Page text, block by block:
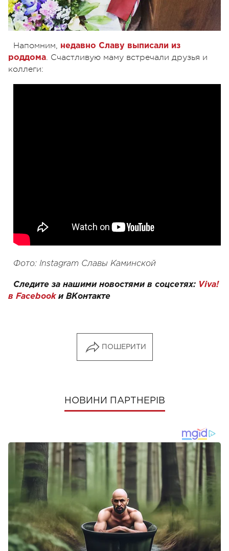
Напомним, недавно Славу выписали из
роддома. Счастливую маму встречали друзья и
коллеги:
Фото: Instagram Славы Каминской
Следите за нашими новостями в соцсетях: Viva!
в Facebookи ВКонтакте
ПОШЕРИТИ
НОВИНИ ПАРТНЕРІВ